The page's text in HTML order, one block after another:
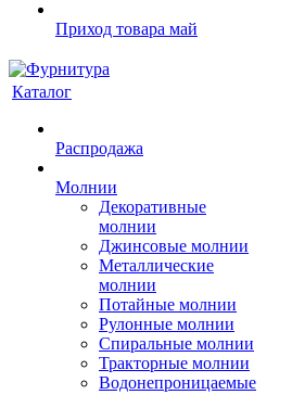
Приход товара май
Каталог
Распродажа
Молнии
Декоративные
молнии
Джинсовые молнии
Металлические
молнии
Потайные молнии
Рулонные молнии
Спиральные молнии
Тракторные молнии
Водонепроницаемые